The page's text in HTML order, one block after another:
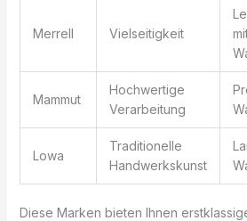
Merrell Vielseitigkeit
Mammut
Hochwertige
Verarbeitung
Lowa
Traditionelle
Handwerkskunst
Diese Marken bieten Ihnen